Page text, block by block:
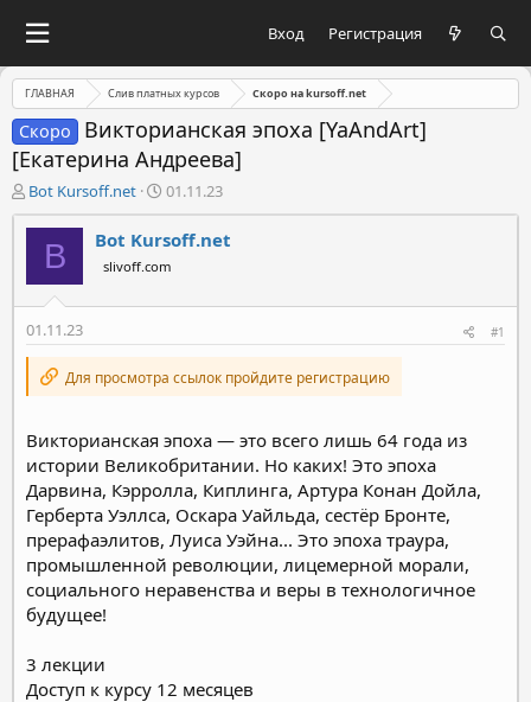
Вход Регистрация
ГЛАВНАЯ Слив платных курсов Скоро на kursoff.net
Скоро
Викторианская эпоха [YaAndArt]
[Екатерина Андреева]
А
в
т
м
ы
Bot Kursoff.net
Д
а
т
а
н
а
а
01.11.23
B Bot Kursoff.net
slivoff.com
01.11.23 #1
Для просмотра ссылок пройдите регистрацию
Викторианская эпоха — это всего лишь 64 года из
истории Великобритании. Но каких! Это эпоха
Дарвина, Кэрролла, Киплинга, Артура Конан Дойла,
Герберта Уэллса, Оскара Уайльда, сестёр Бронте,
прерафаэлитов, Луиса Уэйна... Это эпоха траура,
промышленной революции, лицемерной морали,
социального неравенства и веры в технологичное
будущее!
3 лекции
Доступ к курсу 12 месяцев